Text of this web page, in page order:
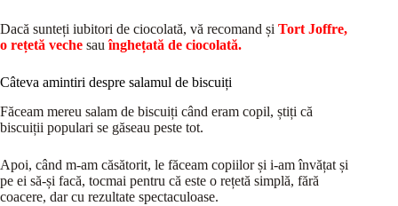
Dacă sunteți iubitori de ciocolată, vă recomand și Tort Joffre,
o rețetă veche sauînghețată de ciocolată.
Câteva amintiri despre salamul de biscuiți
Făceam mereu salam de biscuiți când eram copil, știți că
biscuiții populari se găseau peste tot.
Apoi, când m-am căsătorit, le făceam copiilor și i-am învățat și
pe ei să-și facă, tocmai pentru că este o rețetă simplă, fără
coacere, dar cu rezultate spectaculoase.